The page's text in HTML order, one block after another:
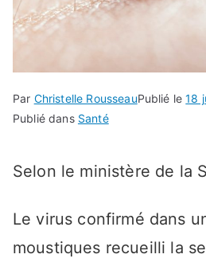
Par Christelle RousseauPublié le18
Publié dans Santé
Selon le ministère de la
Le virus confirmé dans
moustiques recueilli la